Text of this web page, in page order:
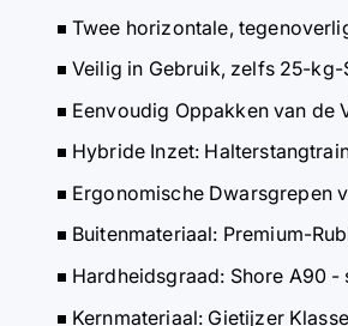
Twee horizontale,
Veilig in Gebruik, zelfs 25-
Eenvoudig Oppakken van de
Hybride Inzet:
Ergonomische Dwarsgrepen
Buitenmateriaal: Premium-
Hardheidsgraad: Shore A90
Kernmateriaal: Gietijzer